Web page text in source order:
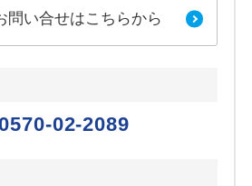
問い合せはこちらから
02-2089